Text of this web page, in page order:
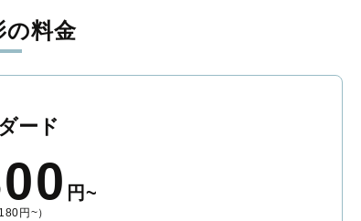
。自然な雰囲気を残しつつも、おしゃれで洗練された仕
の料金
ード
円~
円~）